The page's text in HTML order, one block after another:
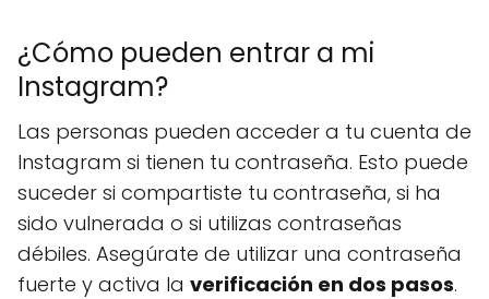
¿Cómo pueden entrar a mi
Instagram?
Las personas pueden acceder a tu cuenta de
Instagram si tienen tu contraseña. Esto puede
suceder si compartiste tu contraseña, si ha
sido vulnerada o si utilizas contraseñas
débiles. Asegúrate de utilizar una contraseña
fuerte y activa la verificación en dos pasos.